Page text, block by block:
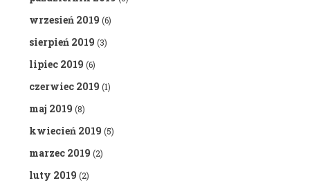
wrzesień 2019 (6)
sierpień 2019 (3)
lipiec 2019 (6)
czerwiec 2019 (1)
maj 2019 (8)
kwiecień 2019 (5)
marzec 2019 (2)
luty 2019 (2)